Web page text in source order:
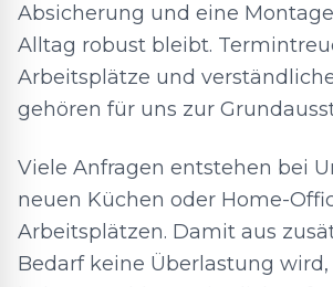
Absicherung und eine
Alltag robust bleibt.
Arbeitsplätze und
gehören für uns zur
Viele Anfragen entstehen bei
neuen Küchen oder Home-
Arbeitsplätzen. Damit aus
Bedarf keine Überlastung